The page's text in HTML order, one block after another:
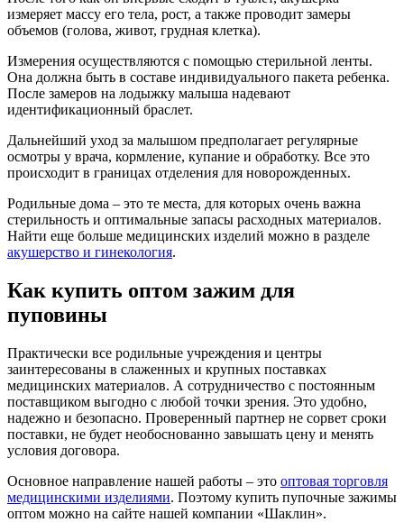
измеряет массу его тела, рост, а также проводит замеры
объемов (голова, живот, грудная клетка).
Измерения осуществляются с помощью стерильной ленты.
Она должна быть в составе индивидуального пакета ребенка.
После замеров на лодыжку малыша надевают
идентификационный браслет.
Дальнейший уход за малышом предполагает регулярные
осмотры у врача, кормление, купание и обработку. Все это
происходит в границах отделения для новорожденных.
Родильные дома – это те места, для которых очень важна
стерильность и оптимальные запасы расходных материалов.
Найти еще больше медицинских изделий можно в разделе
акушерство и гинекология.
Как купить оптом зажим для
пуповины
Практически все родильные учреждения и центры
заинтересованы в слаженных и крупных поставках
медицинских материалов. А сотрудничество с постоянным
поставщиком выгодно с любой точки зрения. Это удобно,
надежно и безопасно. Проверенный партнер не сорвет сроки
поставки, не будет необоснованно завышать цену и менять
условия договора.
Основное направление нашей работы – это оптовая торговля
медицинскими изделиями. Поэтому купить пупочные зажимы
оптом можно на сайте нашей компании «Шаклин».